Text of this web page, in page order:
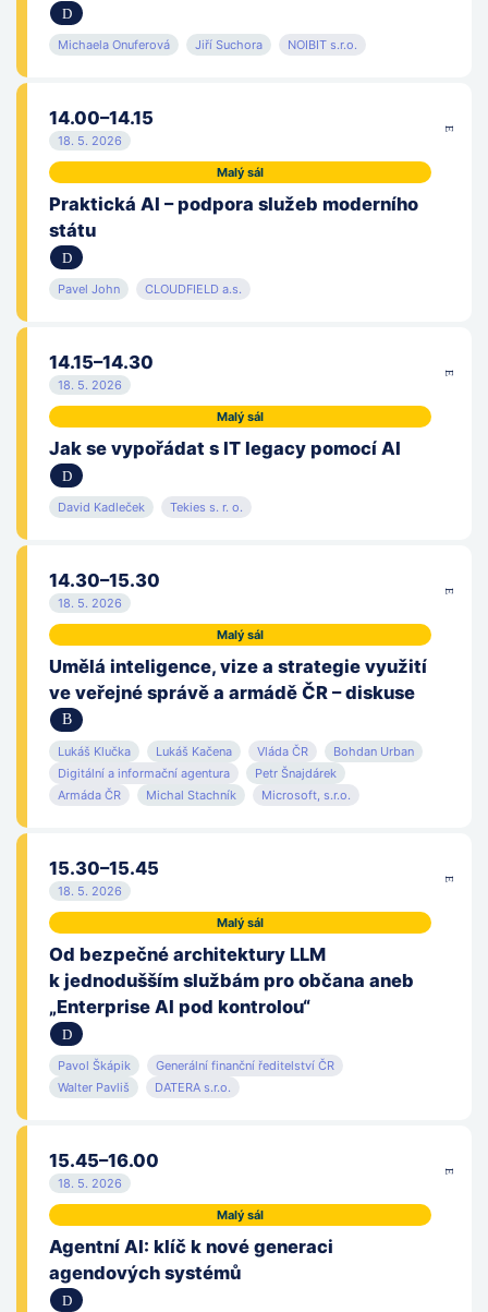
Michaela Onuferová Jiří Suchora NOIBIT s.r.o.
14.00–14.15
18. 5. 2026
Malý sál
Praktická AI – podpora služeb moderního
státu
Pavel John CLOUDFIELD a.s.
14.15–14.30
18. 5. 2026
Malý sál
Jak se vypořádat s IT legacy pomocí AI
David Kadleček Tekies s. r. o.
14.30–15.30
18. 5. 2026
Malý sál
Umělá inteligence, vize a strategie využití
ve veřejné správě a armádě ČR – diskuse
Lukáš Klučka Lukáš Kačena Vláda ČR
Bohdan Urban
Digitální a informační agentura
Petr Šnajdárek
Armáda ČR
Michal Stachník Microsoft, s.r.o.
15.30–15.45
18. 5. 2026
Malý sál
Od bezpečné architektury LLM
k jednodušším službám pro občana aneb
„Enterprise AI pod kontrolou“
Pavol Škápik
Generální finanční ředitelství ČR
Walter Pavliš
DATERA s.r.o.
15.45–16.00
18. 5. 2026
Malý sál
Agentní AI: klíč k nové generaci
agendových systémů